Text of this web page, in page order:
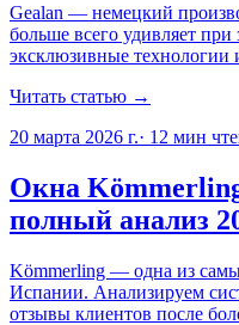
Gealan — немецкий
больше всего удивляет при
эксклюзивные
Читать статью →
20 марта 2026 г.· 12 мин
Окна
полный анализ
Kömmerling — одна из
Испании. Анализируем
отзывы клиентов после